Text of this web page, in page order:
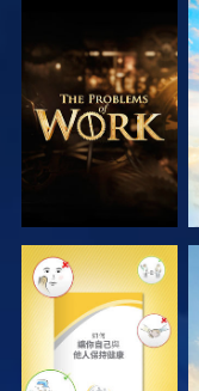
探索系列節目
觀看